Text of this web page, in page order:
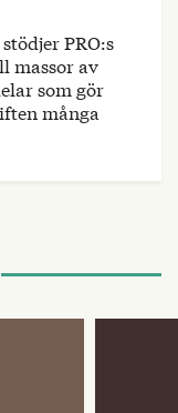
PRO:s
massor av
som gör
många